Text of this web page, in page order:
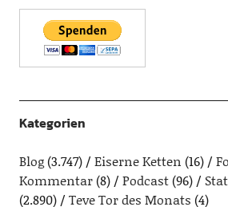
Kategorien
Blog(3.747) Eiserne Ketten (16)
Kommentar(8) Podcast(96)
(2.890)
Teve Tor des Monats (4)